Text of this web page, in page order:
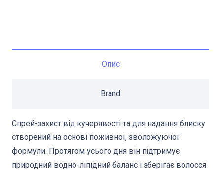
Опис
Brand
Спрей-захист від кучерявості та для надання блиску
створений на основі поживної, зволожуючої
формули. Протягом усього дня він підтримує
природний водно-ліпідний баланс і зберігає волосся